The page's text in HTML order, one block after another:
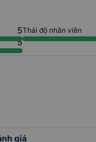
5Thái độ nhân viên
5
giá